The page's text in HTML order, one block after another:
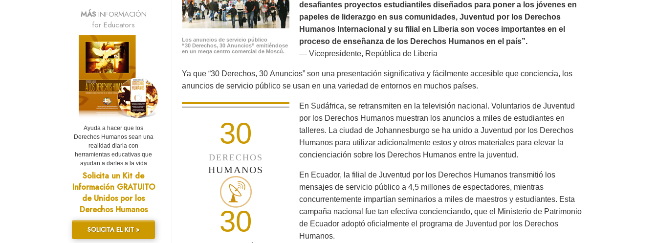
Los anuncios de servicio público
“30 Derechos, 30 Anuncios” emitiéndose
en un mega centro comercial de Moscú.
desafiantes proyectos estudiantiles diseñados para poner a los jóvenes en
papeles de liderazgo en sus comunidades, Juventud por los Derechos
Humanos Internacional y su filial en Liberia son voces importantes en el
proceso de enseñanza de los Derechos Humanos en el país”.
— Vicepresidente, República de Liberia
Ya que “30 Derechos, 30 Anuncios” son una presentación significativa y fácilmente accesible que conciencia, los
anuncios de servicio público se usan en una variedad de entornos en muchos países.
30
DERECHOS
HUMANOS
30
En Sudáfrica, se retransmiten en la televisión nacional. Voluntarios de Juventud
por los Derechos Humanos muestran los anuncios a miles de estudiantes en
talleres. La ciudad de Johannesburgo se ha unido a Juventud por los Derechos
Humanos para utilizar adicionalmente estos y otros materiales para elevar la
concienciación sobre los Derechos Humanos entre la juventud.
En Ecuador, la filial de Juventud por los Derechos Humanos transmitió los
mensajes de servicio público a 4,5 millones de espectadores, mientras
concurrentemente impartían seminarios a miles de maestros y estudiantes. Esta
campaña nacional fue tan efectiva concienciando, que el Ministerio de Patrimonio
de Ecuador adoptó oficialmente el programa de Juventud por los Derechos
Humanos.
MÁSINFORMACIÓN
for Educators
Ayuda a hacer que los
Derechos Humanos sean una
realidad diaria con
herramientas educativas que
ayudan a darles a la vida
Solicita un Kit de
Información GRATUITO
de Unidos por los
Derechos Humanos
SOLICITA EL KIT »